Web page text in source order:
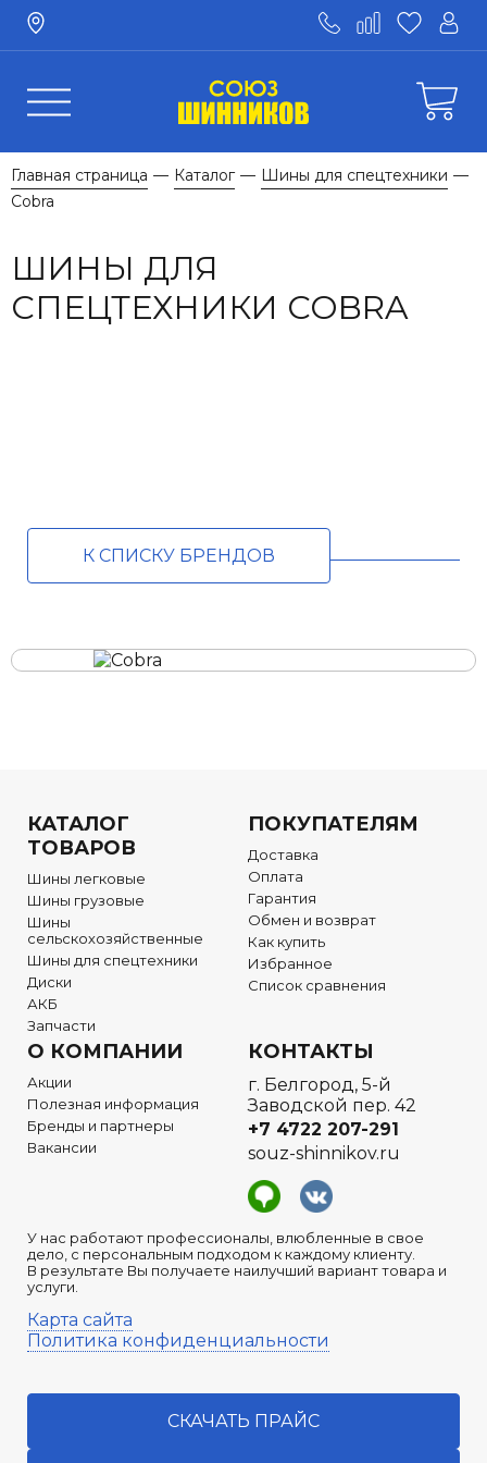
Главная страница — Каталог — Шины для спецтехники —
Cobra
ШИНЫ ДЛЯ
СПЕЦТЕХНИКИ COBRA
К СПИСКУ БРЕНДОВ
КАТАЛОГ
ТОВАРОВ
Шины легковые
Шины грузовые
Шины
сельскохозяйственные
Шины для спецтехники
Диски
АКБ
Запчасти
ПОКУПАТЕЛЯМ
Доставка
Оплата
Гарантия
Обмен и возврат
Как купить
Избранное
Список сравнения
О КОМПАНИИ
Акции
Полезная информация
Бренды и партнеры
Вакансии
У нас работают профессионалы, влюбленные в свое
дело, с персональным подходом к каждому клиенту.
В результате Вы получаете наилучший вариант товара и
услуги.
Карта сайта
Политика конфиденциальности
КОНТАКТЫ
г. Белгород, 5-й
Заводской пер. 42
+7 4722 207-291
souz-shinnikov.ru
СКАЧАТЬ ПРАЙС